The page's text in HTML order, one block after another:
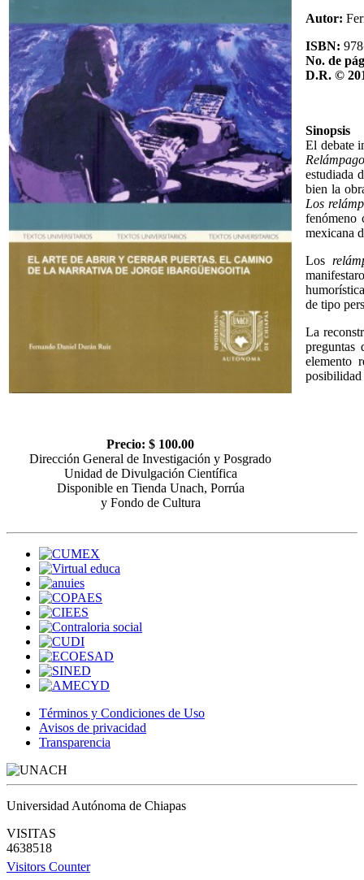
Precio: $ 100.00
Dirección General de Investigación y Posgrado
Unidad de Divulgación Científica
Disponible en Tienda Unach, Porrúa
y Fondo de Cultura
Autor:
ISBN: 978
No. de
D.R. ©
Sinopsis
El debate
estudiada
bien la
Los
fenómeno
mexicana
Los
de tipo
La
preguntas
elemento
posibilidad
Términos y Condiciones de Uso
Avisos de privacidad
Transparencia
Universidad Autónoma de Chiapas
VISITAS
4638518
Visitors Counter